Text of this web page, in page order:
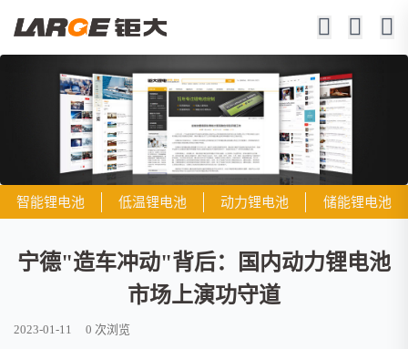
智能锂电池 低温锂电池 动力锂电池 储能锂电池
宁德"造车冲动"背后：国内动力锂电池
市场上演功守道
2023-01-11 0 次浏览